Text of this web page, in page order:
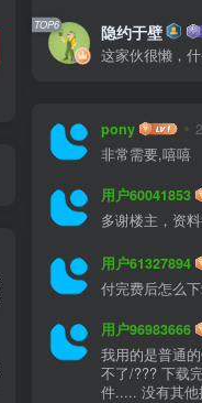
TOP6 隐约于壁
pony
非常需要,嘻嘻
用户60041853
多谢楼主，资
用户61327894
付完费后怎么
用户96983666
我用的是普通的CAD 不是天正
不了/??? 下载完让我选择打开插件的软
件..... 没有其